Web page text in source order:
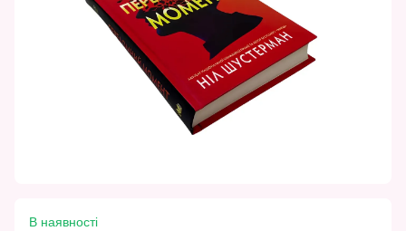
В наявності